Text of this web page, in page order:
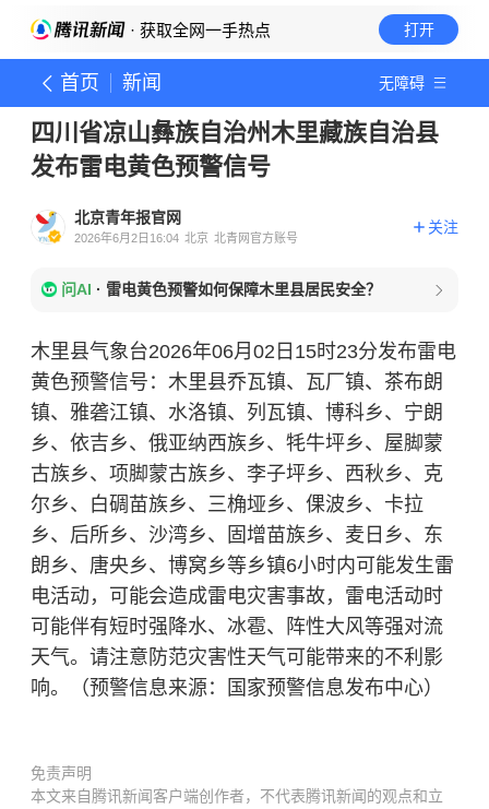
· 获取全网一手热点 打开
首页 新闻 无障碍
四川省凉山彝族自治州木里藏族自治县
发布雷电黄色预警信号
北京青年报官网
2026年6月2日16:04 北京 北青网官方账号
关注
问AI · 雷电黄色预警如何保障木里县居民安全？
木里县气象台2026年06月02日15时23分发布雷电
黄色预警信号：木里县乔瓦镇、瓦厂镇、茶布朗
镇、雅砻江镇、水洛镇、列瓦镇、博科乡、宁朗
乡、依吉乡、俄亚纳西族乡、牦牛坪乡、屋脚蒙
古族乡、项脚蒙古族乡、李子坪乡、西秋乡、克
尔乡、白碉苗族乡、三桷垭乡、倮波乡、卡拉
乡、后所乡、沙湾乡、固增苗族乡、麦日乡、东
朗乡、唐央乡、博窝乡等乡镇6小时内可能发生雷
电活动，可能会造成雷电灾害事故，雷电活动时
可能伴有短时强降水、冰雹、阵性大风等强对流
天气。请注意防范灾害性天气可能带来的不利影
响。（预警信息来源：国家预警信息发布中心）
免责声明
本文来自腾讯新闻客户端创作者，不代表腾讯新闻的观点和立